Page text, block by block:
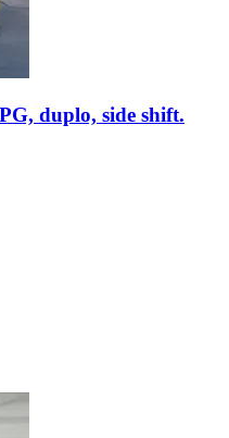
duplo, side shift.